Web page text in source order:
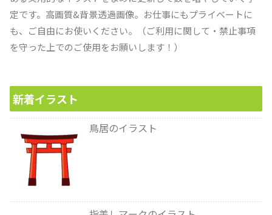
定です。高画質&背景透過画像。お仕事にもプライベートに
も、ご自由にお使いください。（ご利用に関して・禁止事項
を守った上でのご使用をお願いします！）
新着イラスト
鳥居のイラスト